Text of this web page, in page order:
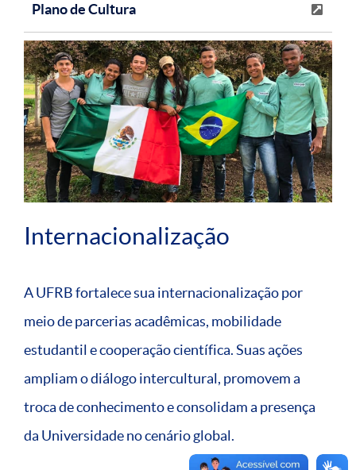
Plano de Cultura
Internacionalização
A UFRB fortalece sua internacionalização por
meio de parcerias acadêmicas, mobilidade
estudantil e cooperação científica. Suas ações
ampliam o diálogo intercultural, promovem a
troca de conhecimento e consolidam a presença
da Universidade no cenário global.